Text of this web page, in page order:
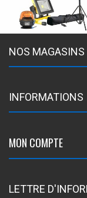
NOS MAGASINS
INFORMATIONS
MON COMPTE
LETTRE